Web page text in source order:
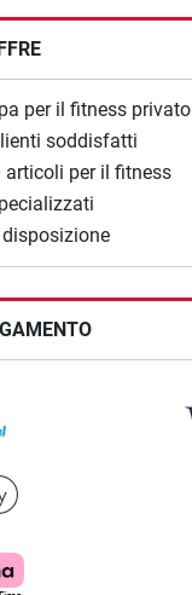
per il fitness privato
soddisfatti
articoli per il fitness